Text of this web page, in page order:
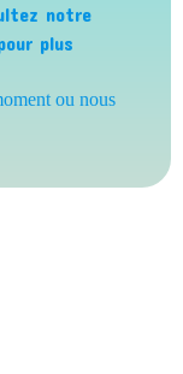
notre
plus
ou nous